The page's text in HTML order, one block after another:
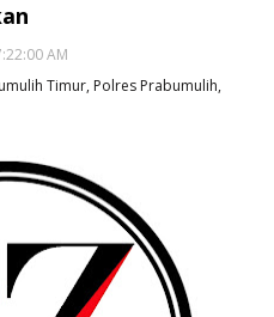
AM
Timur, Polres Prabumulih,